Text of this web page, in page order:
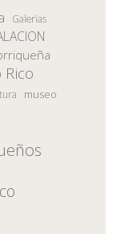
Galerias
museo